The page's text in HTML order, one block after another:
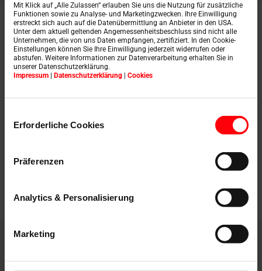
Mit Klick auf „Alle Zulassen“ erlauben Sie uns die Nutzung für zusätzliche
Funktionen sowie zu Analyse- und Marketingzwecken. Ihre Einwilligung
erstreckt sich auch auf die Datenübermittlung an Anbieter in den USA.
Unter dem aktuell geltenden Angemessenheitsbeschluss sind nicht alle
Unternehmen, die von uns Daten empfangen, zertifiziert. In den Cookie-
Einstellungen können Sie Ihre Einwilligung jederzeit widerrufen oder
abstufen. Weitere Informationen zur Datenverarbeitung erhalten Sie in
unserer Datenschutzerklärung.
Impressum | Datenschutzerklärung | Cookies
Erforderliche Cookies
Präferenzen
Analytics & Personalisierung
Marketing
revendeurs
maintenant